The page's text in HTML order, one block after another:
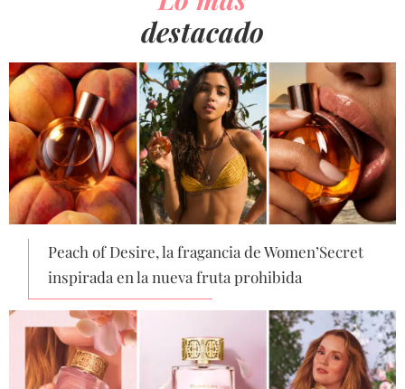
destacado
Peach of Desire, la fragancia de Women’Secret
inspirada en la nueva fruta prohibida